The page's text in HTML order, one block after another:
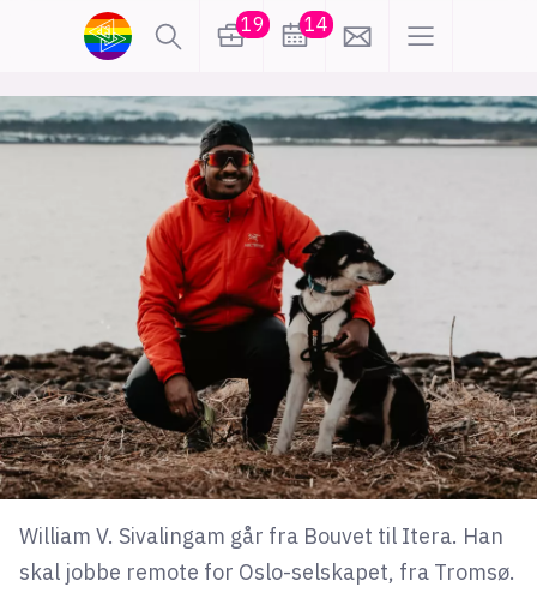
19 14
William V. Sivalingam går fra Bouvet til Itera. Han
skal jobbe remote for Oslo-selskapet, fra Tromsø.
lønn
KI
karriere
utdanning sikkerhet
frontend
backend
apputvikling
devops
IoT
design
tilgjengelighet
ukas koder
inn/ut
hobby